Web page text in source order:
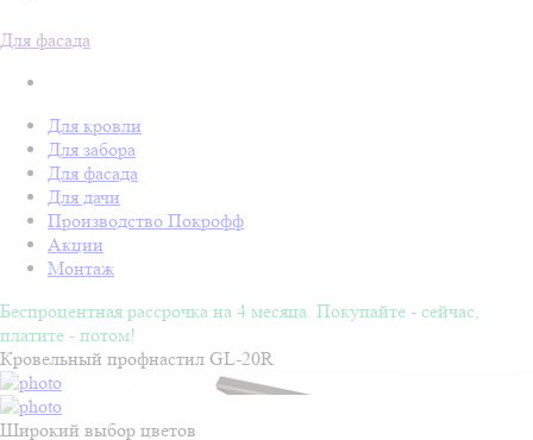
Для фасада
Для кровли
Для забора
Для фасада
Для дачи
Производство Покрофф
Акции
Монтаж
Беспроцентная рассрочка на 4 месяца. Покупайте - сейчас,
платите - потом!
Кровельный профнастил GL-20R
Широкий выбор цветов